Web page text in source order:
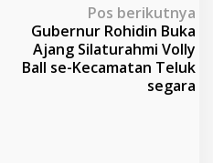
Pos berikutnya
Gubernur Rohidin Buka
Ajang Silaturahmi Volly
Ball se-Kecamatan Teluk
segara